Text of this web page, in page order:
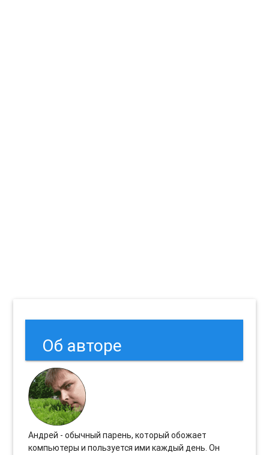
Об авторе
Андрей - обычный парень, который обожает
компьютеры и пользуется ими каждый день. Он